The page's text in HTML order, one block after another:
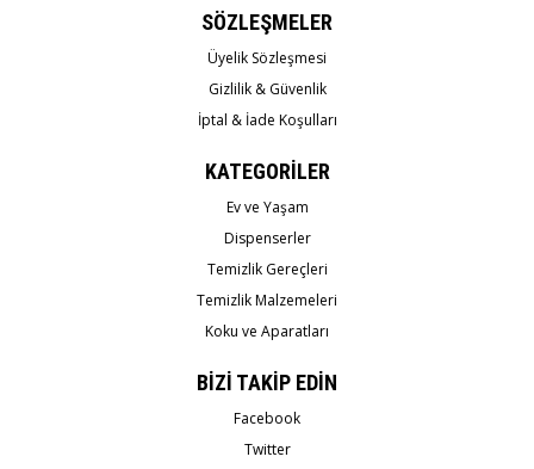
SÖZLEŞMELER
Üyelik Sözleşmesi
Gizlilik & Güvenlik
İptal & İade Koşulları
KATEGORİLER
Ev ve Yaşam
Dispenserler
Temizlik Gereçleri
Temizlik Malzemeleri
Koku ve Aparatları
BİZİ TAKİP EDİN
Facebook
Twitter